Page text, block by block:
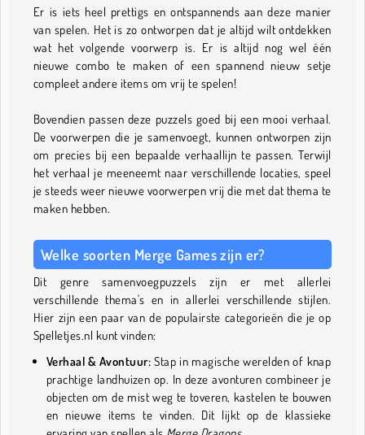
Er is iets heel prettigs en ontspannends aan deze manier
van spelen. Het is zo ontworpen dat je altijd wilt ontdekken
wat het volgende voorwerp is. Er is altijd nog wel één
nieuwe combo te maken of een spannend nieuw setje
compleet andere items om vrij te spelen!
Bovendien passen deze puzzels goed bij een mooi verhaal.
De voorwerpen die je samenvoegt, kunnen ontworpen zijn
om precies bij een bepaalde verhaallijn te passen. Terwijl
het verhaal je meeneemt naar verschillende locaties, speel
je steeds weer nieuwe voorwerpen vrij die met dat thema te
maken hebben.
Welke soorten Merge Games zijn er?
Dit genre samenvoegpuzzels zijn er met allerlei
verschillende thema's en in allerlei verschillende stijlen.
Hier zijn een paar van de populairste categorieën die je op
Spelletjes.nl kunt vinden:
Verhaal & Avontuur: Stap in magische werelden of knap
prachtige landhuizen op. In deze avonturen combineer je
objecten om de mist weg te toveren, kastelen te bouwen
en nieuwe items te vinden. Dit lijkt op de klassieke